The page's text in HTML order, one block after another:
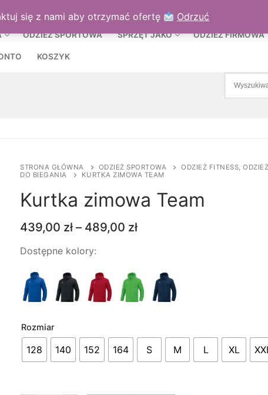
się z nami aby otrzymać ofertę Odrzuć
KOSZYK
ODZIEŻ SPORTOWA SPRZĘT JAKO ODZIEŻ FIRMOWA
KOSZYK
STRONA GŁÓWNA ODZIEŻ SPORTOWA ODZIEŻ FITNESS,
DO BIEGANIA
KURTKA ZIMOWA TEAM
Kurtka zimowa Team
439,00 zł – 489,00 złZakres
do
489,00 zł
Dostępne kolory:
Rozmiar
128 140 152 164 S M L XL